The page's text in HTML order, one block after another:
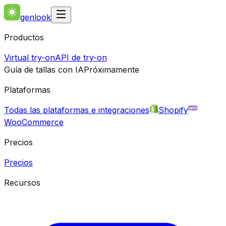
genlook
Productos
Virtual try-onAPI de try-on
Guía de tallas con IAPróximamente
Plataformas
Todas las plataformas e integraciones
Shopify
WooCommerce
Precios
Precios
Recursos